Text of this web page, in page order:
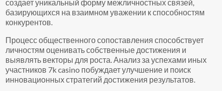
создает уникальный форму межличностных связей,
базирующихся на взаимном уважении к способностям
конкурентов.
Процесс общественного сопоставления способствует
личностям оценивать собственные достижения и
выявлять векторы для роста. Анализ за успехами иных
участников 7k casino побуждает улучшение и поиск
инновационных стратегий достижения результатов.